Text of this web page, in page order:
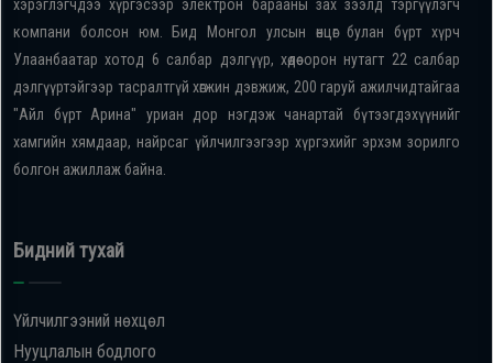
хэрэглэгчдээ хүргэсээр электрон барааны зах зээлд тэргүүлэгч
компани болсон юм. Бид Монгол улсын өнцөг булан бүрт хүрч
Улаанбаатар хотод 6 салбар дэлгүүр, хөдөө орон нутагт 22 салбар
дэлгүүртэйгээр тасралтгүй хөгжин дэвжиж, 200 гаруй ажилчидтайгаа
"Айл бүрт Арина" уриан дор нэгдэж чанартай бүтээгдэхүүнийг
хамгийн хямдаар, найрсаг үйлчилгээгээр хүргэхийг эрхэм зорилго
болгон ажиллаж байна.
Бидний тухай
Үйлчилгээний нөхцөл
Нууцлалын бодлого